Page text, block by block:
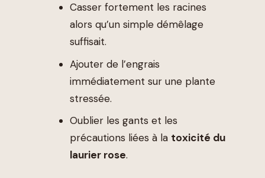
Casser fortement les racines
alors qu’un simple démêlage
suffisait.
Ajouter de l’engrais
immédiatement sur une plante
stressée.
Oublier les gants et les
précautions liées à la toxicité du
laurier rose.